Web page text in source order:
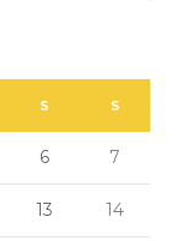
S S
6 7
13 14